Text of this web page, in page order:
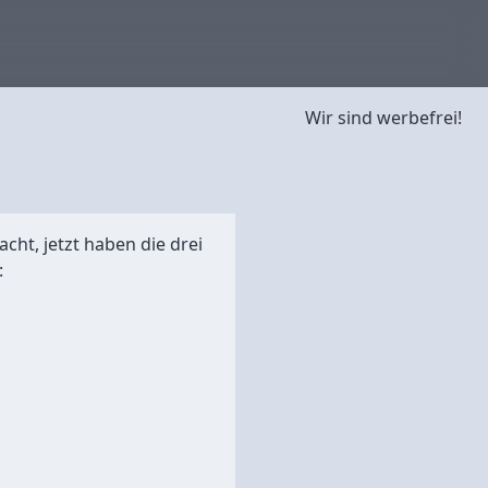
jetzt haben die drei
Wir sind werbefrei!